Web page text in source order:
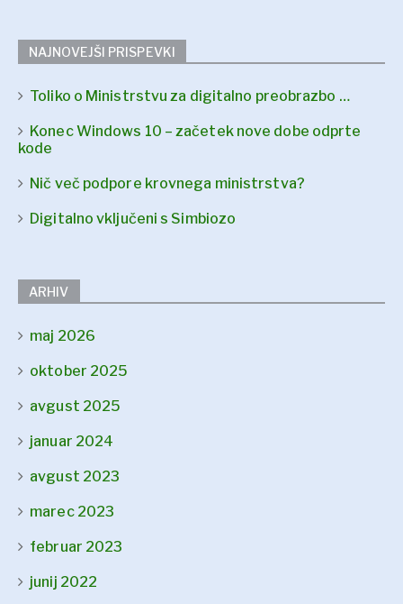
NAJNOVEJŠI PRISPEVKI
Toliko o Ministrstvu za digitalno preobrazbo …
Konec Windows 10 – začetek nove dobe odprte
kode
Nič več podpore krovnega ministrstva?
Digitalno vključeni s Simbiozo
ARHIV
maj 2026
oktober 2025
avgust 2025
januar 2024
avgust 2023
marec 2023
februar 2023
junij 2022